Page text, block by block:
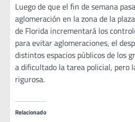
Luego de que el fin de semana
aglomeración en la zona de la
de Florida incrementará los
para evitar aglomeraciones, el
distintos espacios públicos de los
a dificultado la tarea policial, pero
rigurosa.
Relacionado